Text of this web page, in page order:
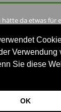
Verwendung
Sie diese
OK
da etwas für
Hugo